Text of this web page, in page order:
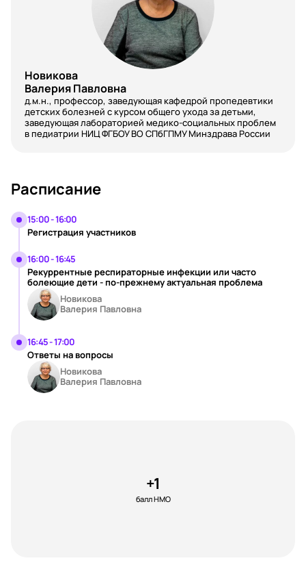
Новикова
Валерия Павловна
д.м.н., профессор, заведующая кафедрой пропедевтики
детских болезней с курсом общего ухода за детьми,
заведующая лабораторией медико-социальных проблем
в педиатрии НИЦ ФГБОУ ВО СПбГПМУ Минздрава России
Расписание
15:00 - 16:00
Регистрация участников
16:00 - 16:45
Рекуррентные респираторные инфекции или часто
болеющие дети - по-прежнему актуальная проблема
Новикова
Валерия Павловна
16:45 - 17:00
Ответы на вопросы
Новикова
Валерия Павловна
+1
балл НМО